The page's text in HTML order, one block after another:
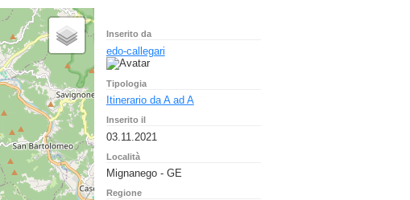
Inserito da
edo-callegari
Tipologia
Itinerario da A ad A
Inserito il
03.11.2021
Località
Mignanego - GE
Regione